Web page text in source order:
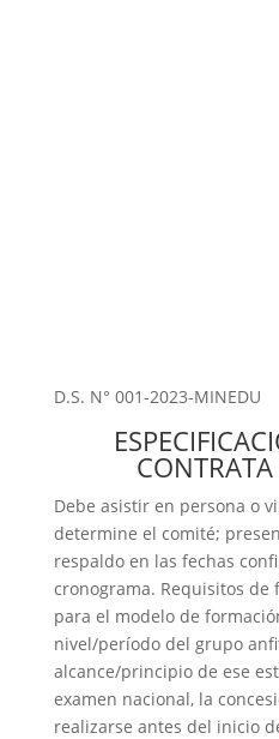
D.S. N° 001-2023-MINEDU
Debe asistir en persona o
determine el comité;
respaldo en las fechas
cronograma. Requisitos de
para el modelo de formación
nivel/período del grupo
alcance/principio de ese
examen nacional, la
realizarse antes del inicio